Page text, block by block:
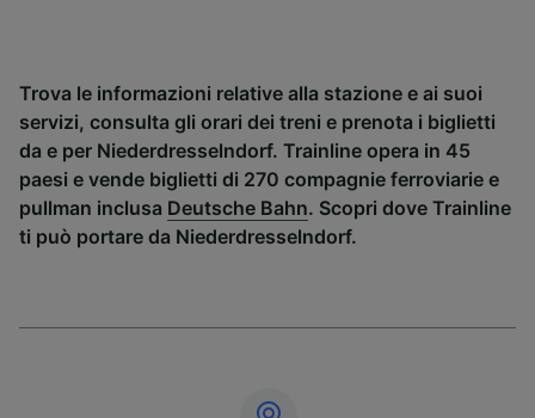
Trova le informazioni relative alla stazione e ai suoi
servizi, consulta gli orari dei treni e prenota i biglietti
da e per Niederdresselndorf. Trainline opera in 45
paesi e vende biglietti di 270 compagnie ferroviarie e
pullman inclusa Deutsche Bahn. Scopri dove Trainline
ti può portare da Niederdresselndorf.